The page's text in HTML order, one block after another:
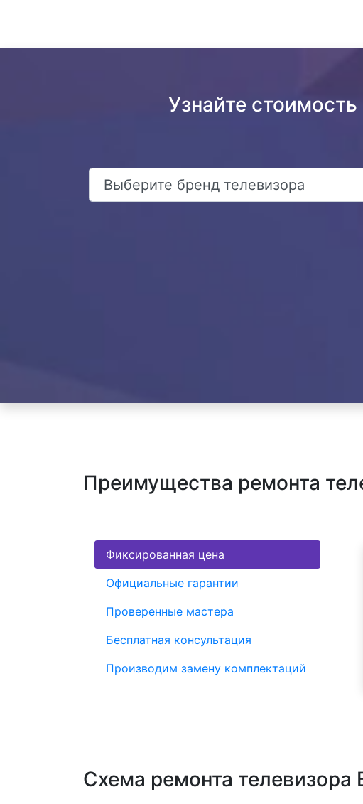
Узнайте
Преимущества ремонта
Фиксированная цена
Официальные гарантии
Проверенные мастера
Бесплатная консультация
Производим замену комплектаций
Схема ремонта телевизора